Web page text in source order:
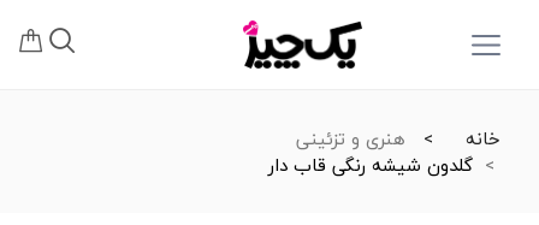
خانه
هنری و تزئینی
گلدون شیشه رنگی قاب دار